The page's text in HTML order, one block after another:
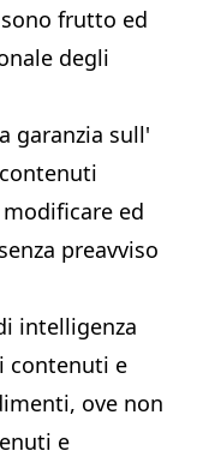
frutto ed
degli
garanzia sull'
ed
preavviso
intelligenza
contenuti e
ove non
e